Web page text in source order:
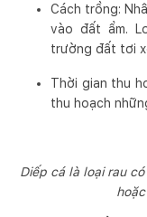
Cách trồng:
vào đất ẩm.
trường đất tơi
Thời gian thu
thu hoạch
Diếp cá là loại rau